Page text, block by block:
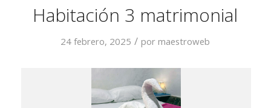
Habitación 3 matrimonial
24 febrero, 2025 / pormaestroweb